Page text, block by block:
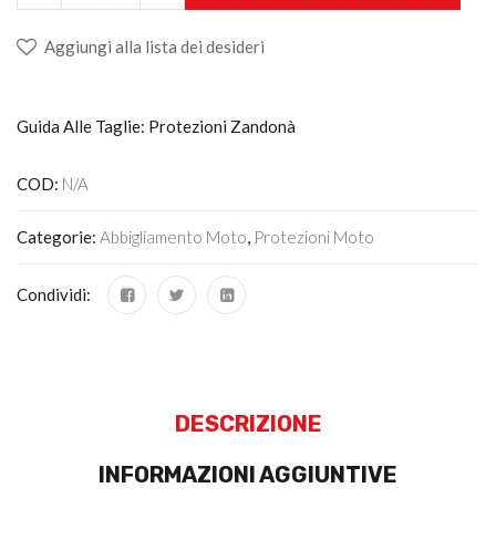
Aggiungi alla lista dei desideri
Guida Alle Taglie: Protezioni Zandonà
COD: N/A
Categorie: Abbigliamento Moto, Protezioni Moto
Condividi:
DESCRIZIONE
INFORMAZIONI AGGIUNTIVE